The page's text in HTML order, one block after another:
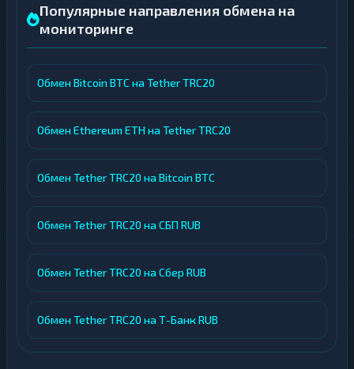
Популярные направления обмена на
мониторинге
Обмен Bitcoin BTC на Tether TRC20
Обмен Ethereum ETH на Tether TRC20
Обмен Tether TRC20 на Bitcoin BTC
Обмен Tether TRC20 на СБП RUB
Обмен Tether TRC20 на Сбер RUB
Обмен Tether TRC20 на Т-Банк RUB